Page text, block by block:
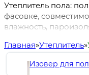
Утеплитель пола:
фасовке,
влажность,
Главная Утеплитель
Изовер для